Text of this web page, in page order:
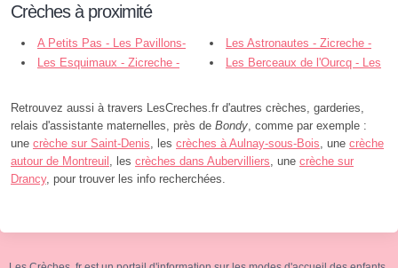
Crèches à proximité
A Petits Pas - Les Pavillons-
sous-Bois
Les Astronautes - Zicreche -
Bondy
Les Esquimaux - Zicreche -
Les Berceaux de l'Ourcq - Les
Retrouvez aussi à travers LesCreches.fr d'autres crèches, garderies,
relais d'assistante maternelles, près de Bondy , comme par exemple :
une crèche sur Saint-Denis , les crèches à Aulnay-sous-Bois , une crèche
autour de Montreuil , les crèches dans Aubervilliers , une crèche sur
Drancy, pour trouver les info recherchées.